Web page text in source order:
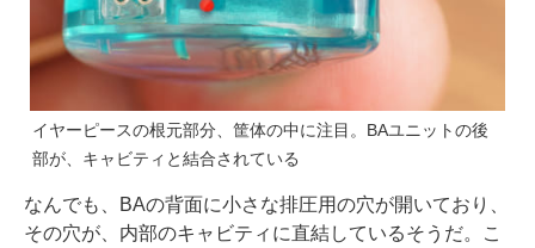
イヤーピースの根元部分、筐体の中に注目。BAユニットの後
部が、キャビティと結合されている
なんでも、BAの背面に小さな排圧用の穴が開いており、
その穴が、内部のキャビティに直結しているそうだ。こ